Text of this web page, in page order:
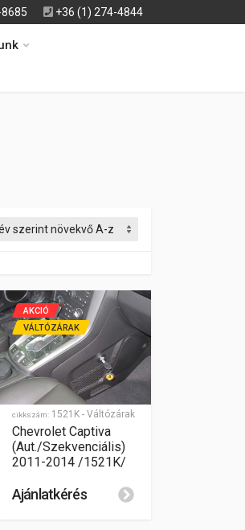
+36 (1) 274-4844
cikkszám:1521K - Váltózárak
AKCIÓ
VÁLTÓZÁRAK
Chevrolet Captiva
(Aut./Szekvenciális)
2011-2014 /1521K/
Ajánlatkérés